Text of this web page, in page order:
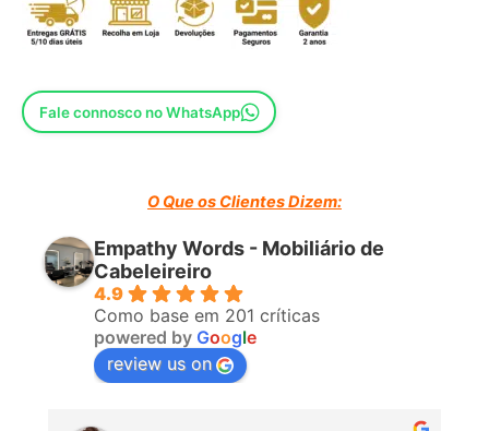
IMPORTANTE.- Este produto possui um certificado ( test
equivalente internacional.
Fale connosco no WhatsApp
O Que os Clientes Dizem:
Empathy Words - Mobiliário de
Cabeleireiro
4.9
Como base em 201 críticas
powered by Google
review us on